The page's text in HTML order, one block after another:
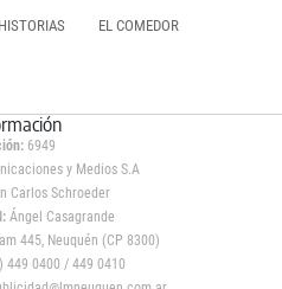
EL COMEDOR
6949
y Medios S.A
Carlos Schroeder
Ángel Casagrande
445, Neuquén (CP 8300)
449 0400 / 449 0410